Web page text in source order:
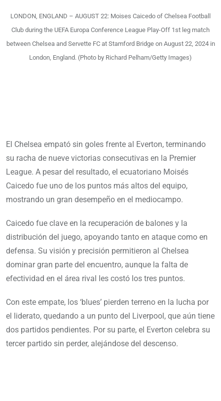
LONDON, ENGLAND – AUGUST 22: Moises Caicedo of Chelsea Football
Club during the UEFA Europa Conference League Play-Off 1st leg match
between Chelsea and Servette FC at Stamford Bridge on August 22, 2024 in
London, England. (Photo by Richard Pelham/Getty Images)
El Chelsea empató sin goles frente al Everton, terminando
su racha de nueve victorias consecutivas en la Premier
League. A pesar del resultado, el ecuatoriano Moisés
Caicedo fue uno de los puntos más altos del equipo,
mostrando un gran desempeño en el mediocampo.
Caicedo fue clave en la recuperación de balones y la
distribución del juego, apoyando tanto en ataque como en
defensa. Su visión y precisión permitieron al Chelsea
dominar gran parte del encuentro, aunque la falta de
efectividad en el área rival les costó los tres puntos.
Con este empate, los ‘blues’ pierden terreno en la lucha por
el liderato, quedando a un punto del Liverpool, que aún tiene
dos partidos pendientes. Por su parte, el Everton celebra su
tercer partido sin perder, alejándose del descenso.